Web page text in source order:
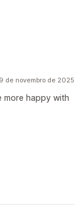
de novembro de 2025
more happy with